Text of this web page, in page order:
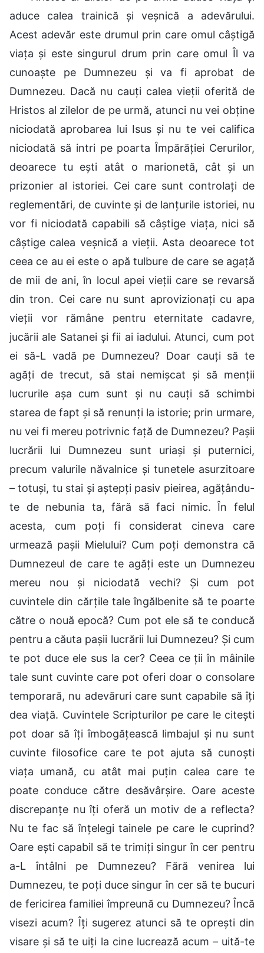
aduce calea trainică și veșnică a adevărului.
Acest adevăr este drumul prin care omul câștigă
viața și este singurul drum prin care omul Îl va
cunoaște pe Dumnezeu și va fi aprobat de
Dumnezeu. Dacă nu cauți calea vieții oferită de
Hristos al zilelor de pe urmă, atunci nu vei obține
niciodată aprobarea lui Isus și nu te vei califica
niciodată să intri pe poarta Împărăției Cerurilor,
deoarece tu ești atât o marionetă, cât și un
prizonier al istoriei. Cei care sunt controlați de
reglementări, de cuvinte și de lanțurile istoriei, nu
vor fi niciodată capabili să câștige viața, nici să
câștige calea veșnică a vieții. Asta deoarece tot
ceea ce au ei este o apă tulbure de care se agață
de mii de ani, în locul apei vieții care se revarsă
din tron. Cei care nu sunt aprovizionați cu apa
vieții vor rămâne pentru eternitate cadavre,
jucării ale Satanei și fii ai iadului. Atunci, cum pot
ei să-L vadă pe Dumnezeu? Doar cauți să te
agăți de trecut, să stai nemișcat și să menții
lucrurile așa cum sunt și nu cauți să schimbi
starea de fapt și să renunți la istorie; prin urmare,
nu vei fi mereu potrivnic față de Dumnezeu? Pașii
lucrării lui Dumnezeu sunt uriași și puternici,
precum valurile năvalnice și tunetele asurzitoare
– totuși, tu stai și aștepți pasiv pieirea, agățându-
te de nebunia ta, fără să faci nimic. În felul
acesta, cum poți fi considerat cineva care
urmează pașii Mielului? Cum poți demonstra că
Dumnezeul de care te agăți este un Dumnezeu
mereu nou și niciodată vechi? Și cum pot
cuvintele din cărțile tale îngălbenite să te poarte
către o nouă epocă? Cum pot ele să te conducă
pentru a căuta pașii lucrării lui Dumnezeu? Și cum
te pot duce ele sus la cer? Ceea ce ții în mâinile
tale sunt cuvinte care pot oferi doar o consolare
temporară, nu adevăruri care sunt capabile să îți
dea viață. Cuvintele Scripturilor pe care le citești
pot doar să îți îmbogățească limbajul și nu sunt
cuvinte filosofice care te pot ajuta să cunoști
viața umană, cu atât mai puțin calea care te
poate conduce către desăvârșire. Oare aceste
discrepanțe nu îți oferă un motiv de a reflecta?
Nu te fac să înțelegi tainele pe care le cuprind?
Oare ești capabil să te trimiți singur în cer pentru
a-L întâlni pe Dumnezeu? Fără venirea lui
Dumnezeu, te poți duce singur în cer să te bucuri
de fericirea familiei împreună cu Dumnezeu? Încă
visezi acum? Îți sugerez atunci să te oprești din
visare și să te uiți la cine lucrează acum – uită-te